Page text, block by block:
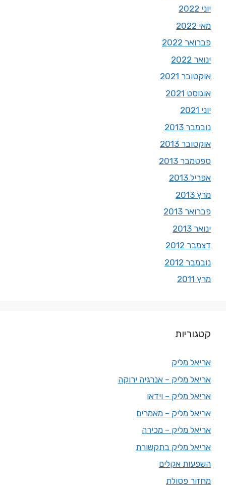
יוני 2022
מאי 2022
פברואר 2022
ינואר 2022
אוקטובר 2021
אוגוסט 2021
יוני 2021
נובמבר 2013
אוקטובר 2013
ספטמבר 2013
אפריל 2013
מרץ 2013
פברואר 2013
ינואר 2013
דצמבר 2012
נובמבר 2012
מרץ 2011
קטגוריות
אריאל מליק
אריאל מליק – אנרגיה ירוקה
אריאל מליק – וידאו
אריאל מליק – מאמרים
אריאל מליק – מכירה
אריאל מליק בתקשורת
השפעות אקלים
מחזור פסולת